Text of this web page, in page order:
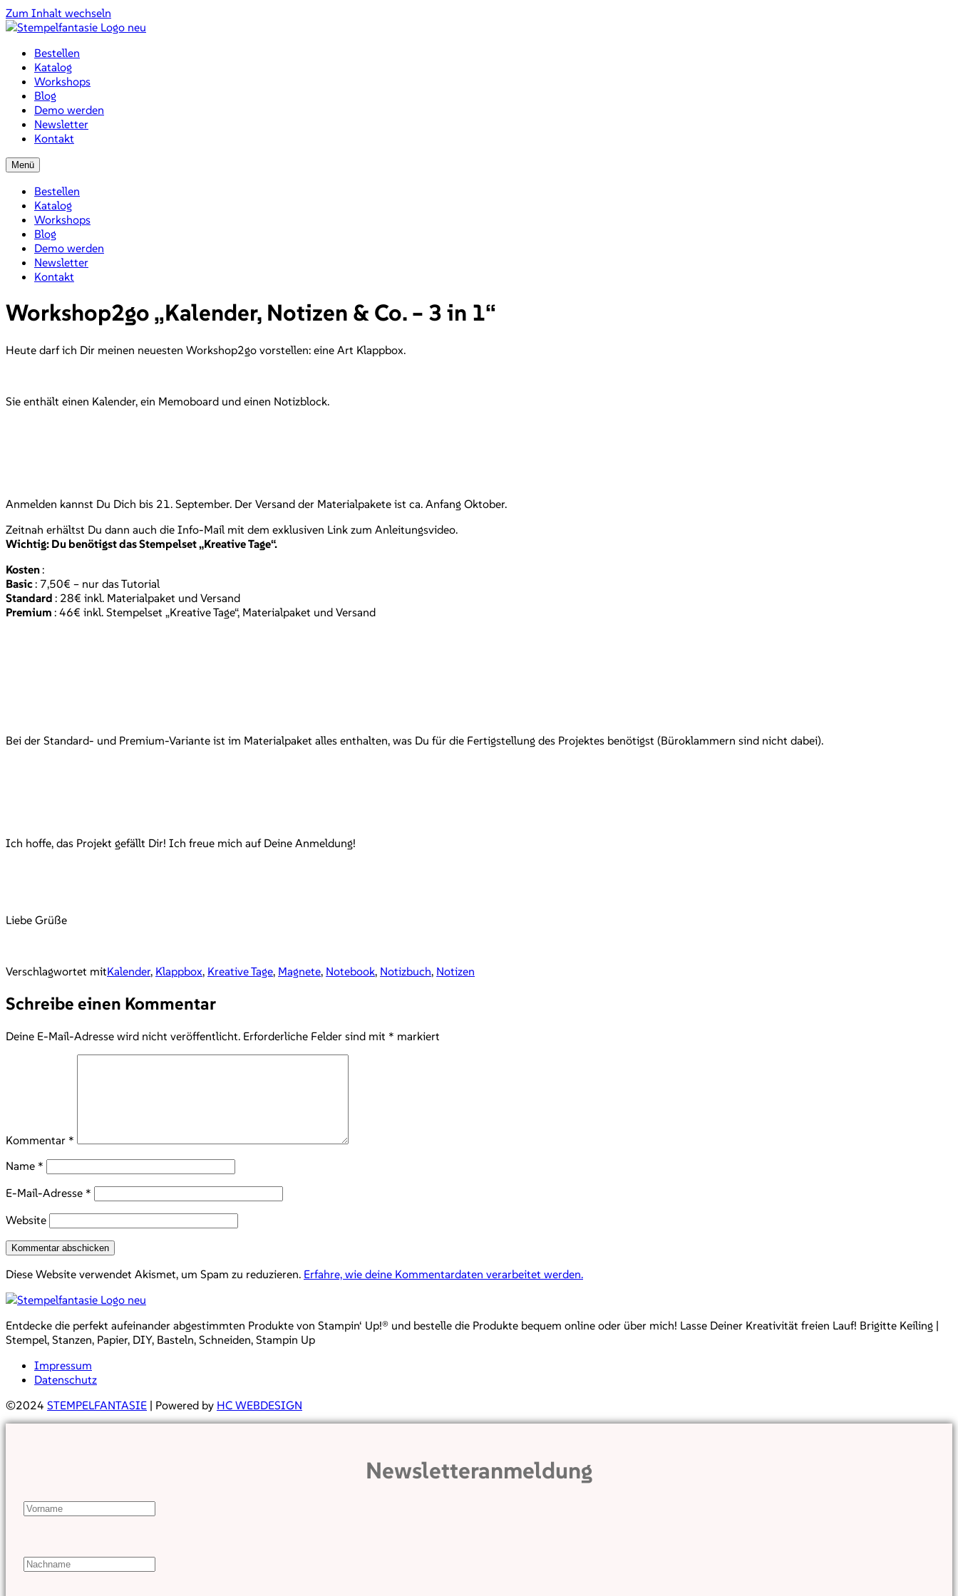
Zum Inhalt wechseln
Bestellen
Katalog
Workshops
Blog
Demo werden
Newsletter
Kontakt
Menü
Bestellen
Katalog
Workshops
Blog
Demo werden
Newsletter
Kontakt
Workshop2go „Kalender, Notizen & Co. – 3 in 1“
Heute darf ich Dir meinen neuesten Workshop2go vorstellen: eine Art Klappbox.
Sie enthält einen Kalender, ein Memoboard und einen Notizblock.
Anmelden kannst Du Dich bis 21. September. Der Versand der Materialpakete ist ca. Anfang Oktober.
Zeitnah erhältst Du dann auch die Info-Mail mit dem exklusiven Link zum Anleitungsvideo.
Wichtig: Du benötigst das Stempelset „Kreative Tage“.
Kosten :
Basic : 7,50€ – nur das Tutorial
Standard : 28€ inkl. Materialpaket und Versand
Premium : 46€ inkl. Stempelset „Kreative Tage“, Materialpaket und Versand
Bei der Standard- und Premium-Variante ist im Materialpaket alles enthalten, was Du für die Fertigstellung des Projektes benötigst (Büroklammern sind nicht dabei).
Ich hoffe, das Projekt gefällt Dir! Ich freue mich auf Deine Anmeldung!
Liebe Grüße
Verschlagwortet mitKalender, Klappbox, Kreative Tage, Magnete, Notebook, Notizbuch, Notizen
Schreibe einen Kommentar
Deine E-Mail-Adresse wird nicht veröffentlicht. Erforderliche Felder sind mit * markiert
Kommentar *
Name *
E-Mail-Adresse *
Website
Diese Website verwendet Akismet, um Spam zu reduzieren. Erfahre, wie deine Kommentardaten verarbeitet werden.
Entdecke die perfekt aufeinander abgestimmten Produkte von Stampin‘ Up!® und bestelle die Produkte bequem online oder über mich! Lasse Deiner Kreativität freien Lauf! Brigitte Keiling |
Stempel, Stanzen, Papier, DIY, Basteln, Schneiden, Stampin Up
Impressum
Datenschutz
©2024 STEMPELFANTASIE | Powered by HC WEBDESIGN
Newsletteranmeldung